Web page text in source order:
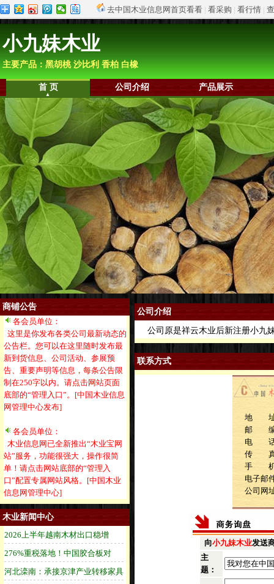
去中国木业信息网首页看看 | 看采购 | 看行情 |
小九妹木业
主要产品：黑胡桃 沙比利 香柏 白橡
首 页 公司介绍 产品展示
商铺公告
各会员单位：
这里是你发布各类公司最新动态的
公告栏。您可以在这里随时发布最
新到货信息、公司活动、参展预
告、重要声明等信息，每条公告限
制在250字以内。请点击网站页面
底部的“管理入口”。[中国木业信息
网管理中心发布]
各会员单位：
木业信息网已全新推出“木业宝网
站”服务，功能很强大，操作很简
单！请点击网站底部的“管理入
口”配置专属网站风格。[中国木业
信息网管理中心]
木业新闻中心
公司介绍
公司原是祥云木业后新注册小九
联系方式
地 址
邮 编
电 话
传 真
手 机
电子邮
公司网
向小九妹木业发送
主
题：